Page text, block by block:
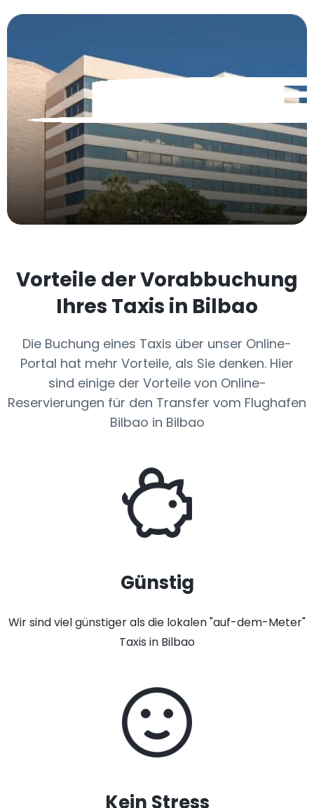
Vorteile der Vorabbuchung
Ihres Taxis in Bilbao
Die Buchung eines Taxis über unser Online-
Portal hat mehr Vorteile, als Sie denken. Hier
sind einige der Vorteile von Online-
Reservierungen für den Transfer vom Flughafen
Bilbao in Bilbao
Günstig
Wir sind viel günstiger als die lokalen "auf-dem-Meter"
Taxis in Bilbao
Kein Stress